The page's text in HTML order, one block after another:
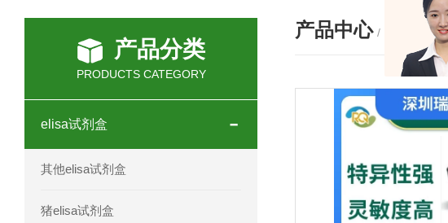
人全式钴氨素2(HTSB2)elisa试剂盒现货
人鞘脂(SPH)elisa试剂盒现货速发
人抗卵巢抗体(Anti-OV Ab)elisa试剂盒现货
人蓝氏贾第虫(GL)elisa试剂盒厂家直销
产品分类
PRODUCTS CATEGORY
elisa试剂盒
其他elisa试剂盒
猪elisa试剂盒
产品中心 / PRODUCTS